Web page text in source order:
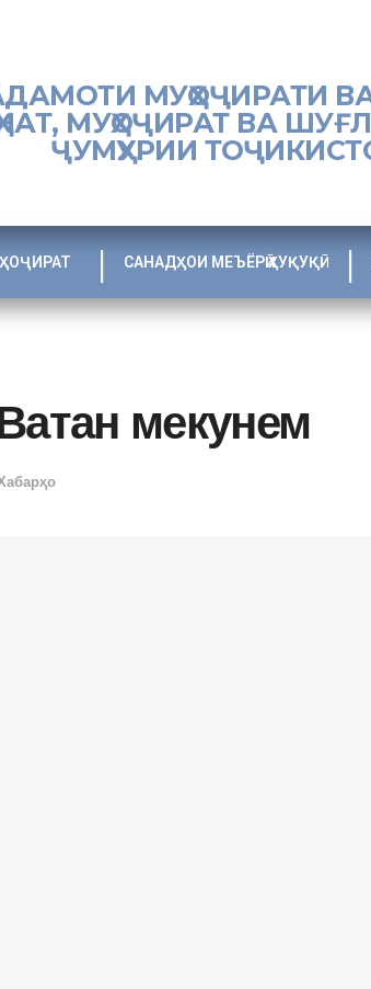
МУҲОҶИРАТИ
МУҲОҶИРАТ ВА
ҶУМҲУРИИ
САНАДҲОИ МЕЪЁРӢ ҲУҚУҚӢ
мекунем